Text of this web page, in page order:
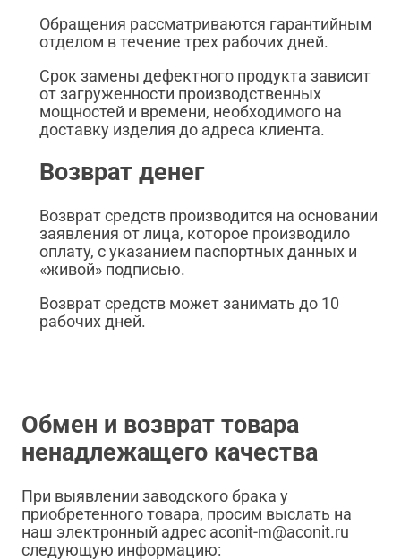
Обращения рассматриваются гарантийным
отделом в течение трех рабочих дней.
Срок замены дефектного продукта зависит
от загруженности производственных
мощностей и времени, необходимого на
доставку изделия до адреса клиента.
Возврат денег
Возврат средств производится на основании
заявления от лица, которое производило
оплату, с указанием паспортных данных и
«живой» подписью.
Возврат средств может занимать до 10
рабочих дней.
Обмен и возврат товара
ненадлежащего качества
При выявлении заводского брака у
приобретенного товара, просим выслать на
наш электронный адрес aconit-m@aconit.ru
следующую информацию: